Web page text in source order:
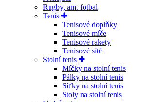
Rugby, am. fotbal
Tenis
Tenisové doplňky
Tenisové míče
Tenisové rakety
Tenisové sítě
Stolní tenis
Míčky na stolní tenis
Pálky na stolní tenis
Síťky na stolní tenis
Stoly na stolní tenis